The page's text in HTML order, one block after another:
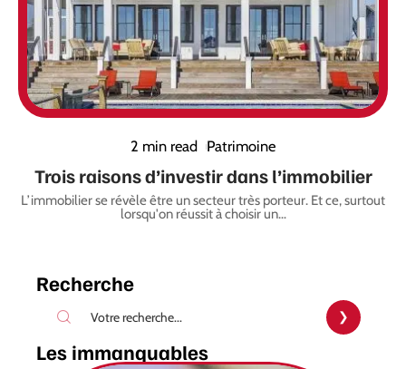
2 min read Patrimoine
Trois raisons d’investir dans l’immobilier
L’immobilier se révèle être un secteur très porteur. Et ce, surtout
lorsqu'on réussit à choisir un…
Recherche
Les immanquables